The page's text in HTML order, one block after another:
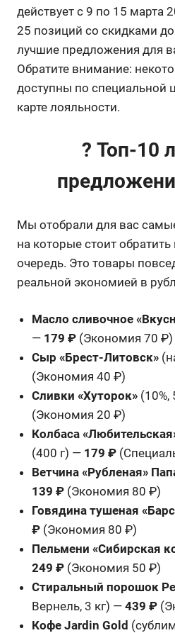
действует с 9 по 15 марта
25 позиций со скидками
лучшие предложения для
Обратите внимание:
доступны по специальной
карте лояльности.
? Топ-10
Мы отобрали для вас
на которые стоит
очередь. Это товары
реальной экономией в
Масло сливочное
— 179 ₽ (Экономия 70 ₽)
Сыр «Брест-Литовск»
(Экономия 40 ₽)
Сливки «Хуторок»
(Экономия 20 ₽)
Колбаса
(400 г) — 179 ₽
Ветчина «Рубленая»
139 ₽ (Экономия 80 ₽)
Говядина тушеная
₽ (Экономия 80 ₽)
Пельмени «Сибирская
249 ₽ (Экономия 50 ₽)
Стиральный порошок
Вернель, 3 кг) —439 ₽
Кофе Jardin Gold